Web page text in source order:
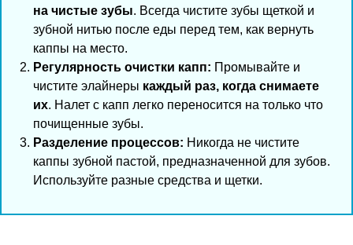
на чистые зубы. Всегда чистите зубы щеткой и
зубной нитью после еды перед тем, как вернуть
каппы на место.
Регулярность очистки капп: Промывайте и
чистите элайнеры каждый раз, когда снимаете
их. Налет с капп легко переносится на только что
почищенные зубы.
Разделение процессов: Никогда не чистите
каппы зубной пастой, предназначенной для зубов.
Используйте разные средства и щетки.